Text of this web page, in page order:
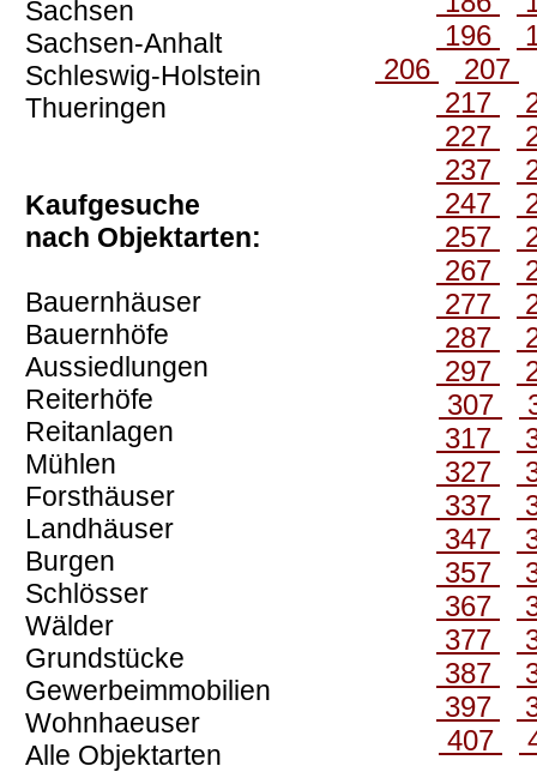
Sachsen
Sachsen-Anhalt
Schleswig-Holstein
Thueringen
Kaufgesuche
nach Objektarten:
Bauernhäuser
Bauernhöfe
Aussiedlungen
Reiterhöfe
Reitanlagen
Mühlen
Forsthäuser
Landhäuser
Burgen
Schlösser
Wälder
Grundstücke
Gewerbeimmobilien
Wohnhaeuser
Alle Objektarten
196
206
207
217
227
237
247
257
267
277
287
297
307
317
327
337
347
357
367
377
387
397
407